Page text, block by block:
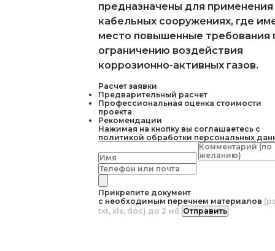
предназначены для применения
кабельных сооружениях, где
место повышенные требования
ограничению воздействия
коррозионно-активных газов.
Расчет заявки
Предварительный расчет
Профессиональная оценка стоимости
проекта
Рекомендации
Нажимая на кнопку вы соглашаетесь с
политикой обработки персональных
Прикрепите документ
с необходимым перечнем материалов
txt, xls, doc) до 2 мб Отправить